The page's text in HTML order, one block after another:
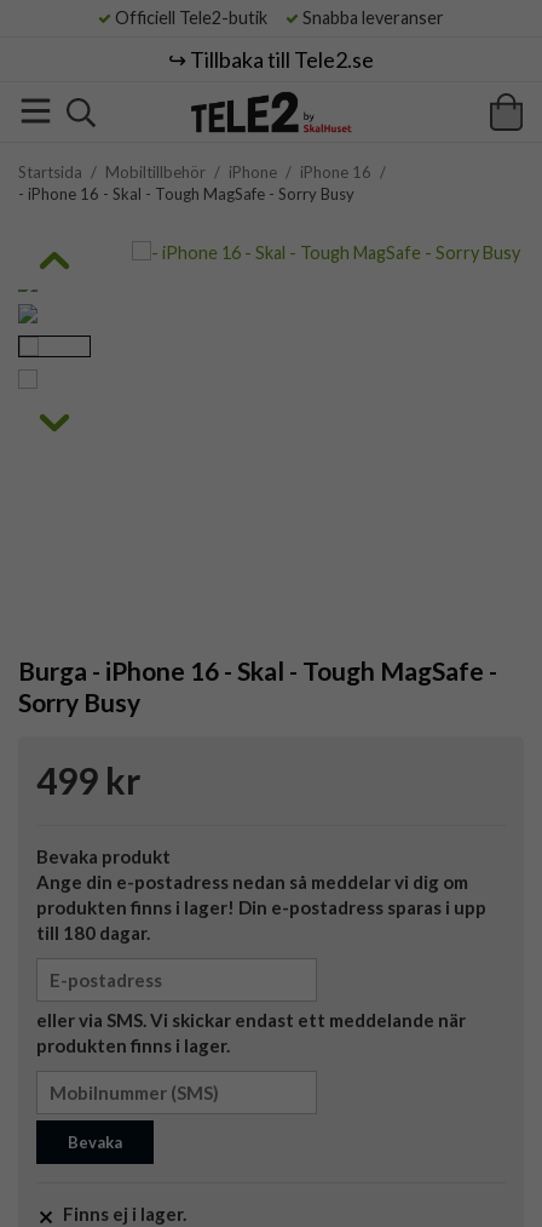
Officiell Tele2-butik Snabba leveranser
↪️ Tillbaka till Tele2.se
Startsida / Mobiltillbehör / iPhone / iPhone 16 /
- iPhone 16 - Skal - Tough MagSafe - Sorry Busy
Burga - iPhone 16 - Skal - Tough MagSafe -
Sorry Busy
499 kr
Bevaka produkt
Ange din e-postadress nedan så meddelar vi dig om
produkten finns i lager! Din e-postadress sparas i upp
till 180 dagar.
eller via SMS. Vi skickar endast ett meddelande när
produkten finns i lager.
Bevaka
Finns ej i lager.